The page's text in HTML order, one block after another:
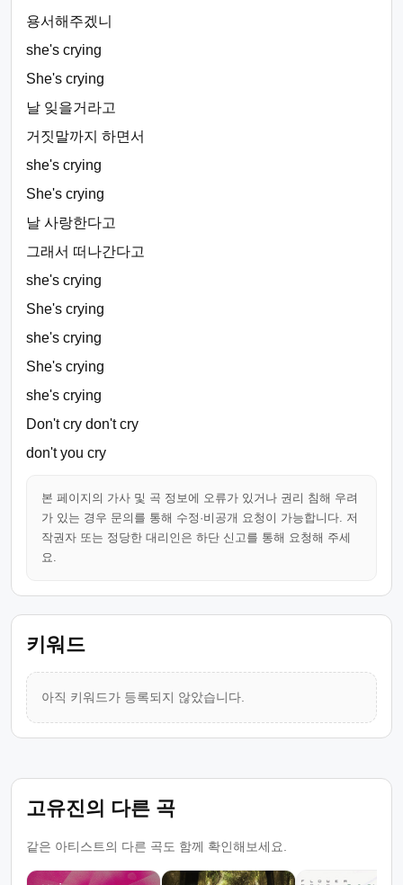
용서해주겠니
she's crying
She's crying
날 잊을거라고
거짓말까지 하면서
she's crying
She's crying
날 사랑한다고
그래서 떠나간다고
she's crying
She's crying
she's crying
She's crying
she's crying
Don't cry don't cry
don't you cry
본 페이지의 가사 및 곡 정보에 오류가 있거나 권리 침해 우려
가 있는 경우 문의를 통해 수정·비공개 요청이 가능합니다. 저
작권자 또는 정당한 대리인은 하단 신고를 통해 요청해 주세
요.
키워드
아직 키워드가 등록되지 않았습니다.
고유진의 다른 곡
같은 아티스트의 다른 곡도 함께 확인해보세요.